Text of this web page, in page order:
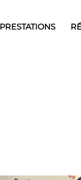
PRESTATIONS